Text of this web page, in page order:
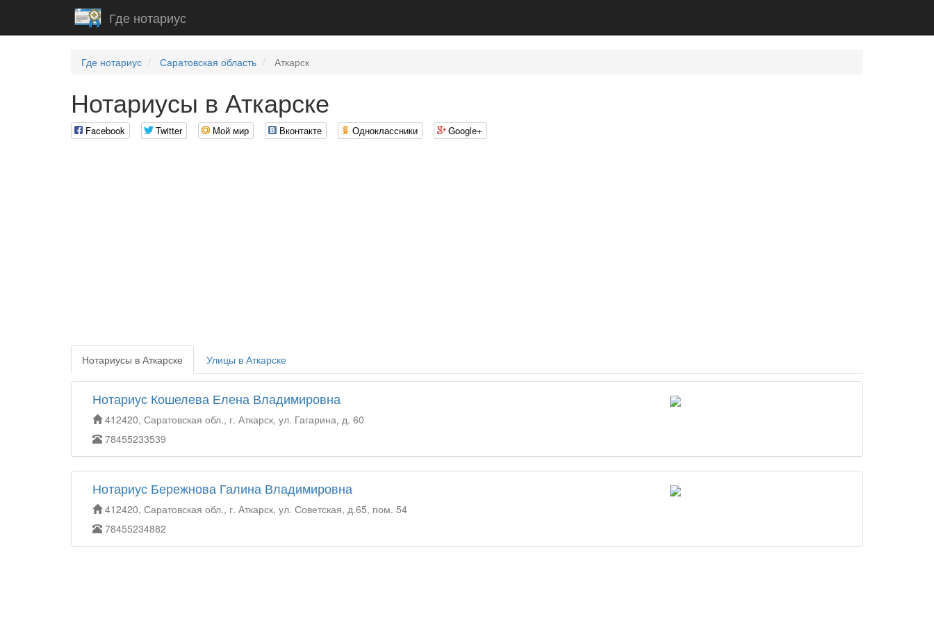
Где нотариус
Где нотариус Саратовская область Аткарск
Нотариусы в Аткарске
Facebook Twitter Мой мир Вконтакте Одноклассники Google+
Нотариусы в Аткарске Улицы в Аткарске
Нотариус Кошелева Елена Владимировна
412420, Саратовская обл., г. Аткарск, ул. Гагарина, д. 60
78455233539
Нотариус Бережнова Галина Владимировна
412420, Саратовская обл., г. Аткарск, ул. Советская, д.65, пом. 54
78455234882